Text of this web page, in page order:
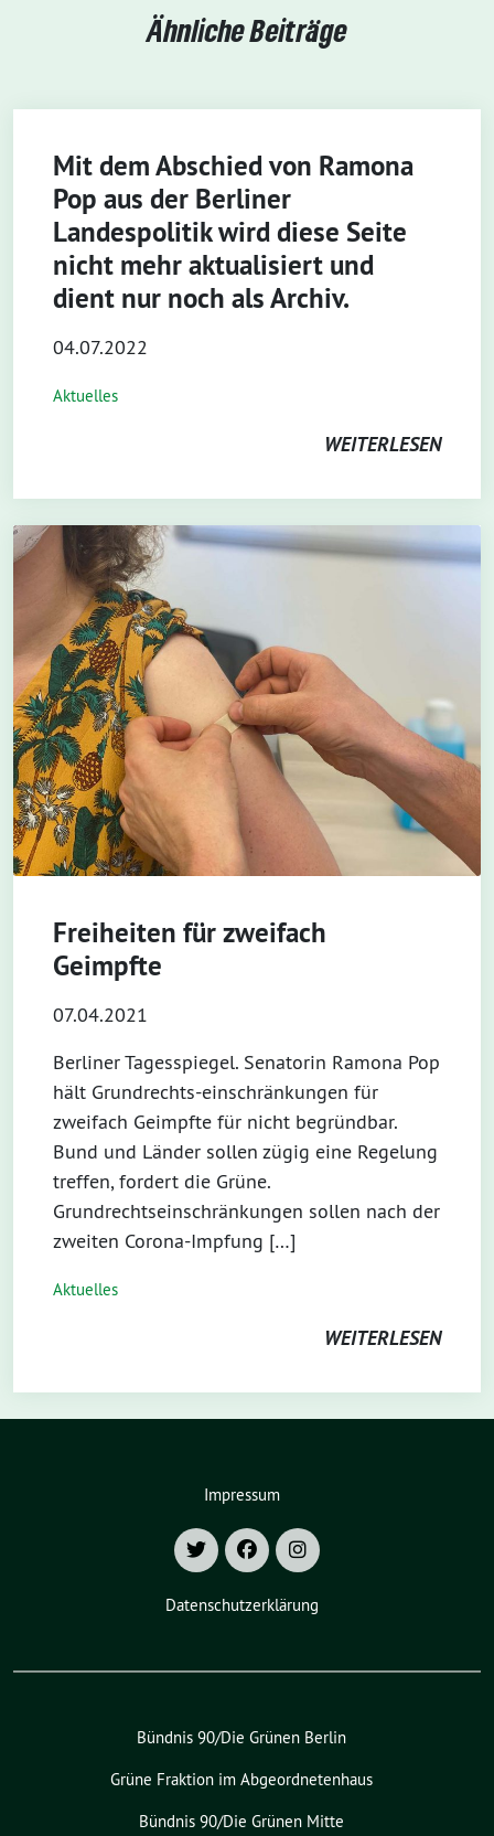
Ähnliche Beiträge
Mit dem Abschied von Ramona
Pop aus der Berliner
Landespolitik wird diese Seite
nicht mehr aktualisiert und
dient nur noch als Archiv.
04.07.2022
Aktuelles
WEITERLESEN
Freiheiten für zweifach
Geimpfte
07.04.2021
Berliner Tagesspiegel. Senatorin Ramona Pop
hält Grundrechts-einschränkungen für
zweifach Geimpfte für nicht begründbar.
Bund und Länder sollen zügig eine Regelung
treffen, fordert die Grüne.
Grundrechtseinschränkungen sollen nach der
zweiten Corona-Impfung […]
Aktuelles
WEITERLESEN
Impressum
Datenschutzerklärung
Bündnis 90/Die Grünen Berlin
Grüne Fraktion im Abgeordnetenhaus
Bündnis 90/Die Grünen Mitte